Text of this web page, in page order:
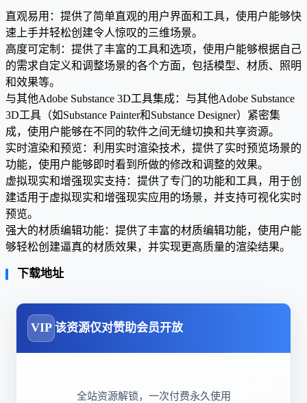
直观易用：提供了简单直观的用户界面和工具，使用户能够快
速上手并轻松创建令人惊叹的三维场景。
高度可定制：提供了丰富的工具和选项，使用户能够根据自己
的需求自定义和调整场景的各个方面，包括模型、材质、照明
和效果等。
与其他Adobe Substance 3D工具集成：与其他Adobe Substance
3D工具（如Substance Painter和Substance Designer）紧密集
成，使用户能够在不同的软件之间无缝切换和共享资源。
实时渲染和预览：利用实时渲染技术，提供了实时预览场景的
功能，使用户能够即时看到所做的修改和调整的效果。
虚拟现实和增强现实支持：提供了专门的功能和工具，用于创
建适用于虚拟现实和增强现实应用的场景，并支持可视化实时
预览。
强大的材质编辑功能：提供了丰富的材质编辑功能，使用户能
够轻松创建逼真的材质效果，并实现更高质量的渲染结果。
下载地址
VIP 该资源仅对赞助会员开放
全站资源解锁，一次付费永久使用